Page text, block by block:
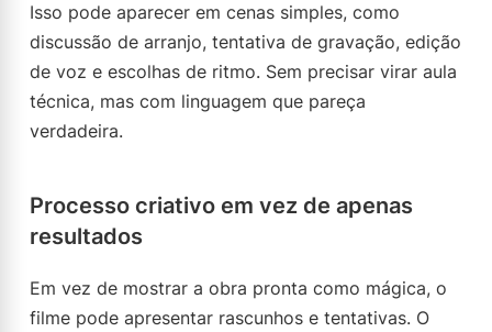
Isso pode aparecer em cenas simples, como
discussão de arranjo, tentativa de gravação, edição
de voz e escolhas de ritmo. Sem precisar virar aula
técnica, mas com linguagem que pareça
verdadeira.
Processo criativo em vez de apenas
resultados
Em vez de mostrar a obra pronta como mágica, o
filme pode apresentar rascunhos e tentativas. O